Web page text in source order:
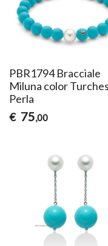
PBR1794 Bracciale
Miluna color
Perla
€ 75,00